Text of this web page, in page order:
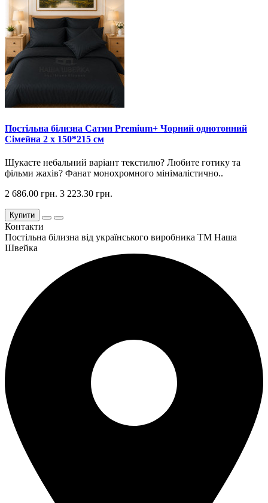
Постільна білизна Сатин Premium+ Чорний однотонний
Сімейна 2 х 150*215 см
Шукаєте небальний варіант текстилю? Любите готику та
фільми жахів? Фанат монохромного мінімалістично..
2 686.00 грн. 3 223.30 грн.
Купити
Контакти
Постільна білизна від українського виробника ТМ Наша
Швейка